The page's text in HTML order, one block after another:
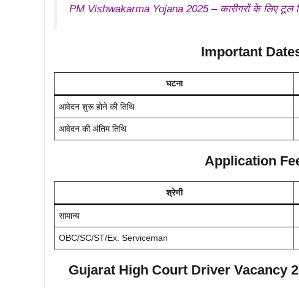
PM Vishwakarma Yojana 2025 – कारीगरों के लिए टूल
Important Dates
घटना
आवेदन शुरू होने की तिथि
आवेदन की अंतिम तिथि
Application
श्रेणी
सामान्य
OBC/SC/ST/Ex. Serviceman
Gujarat High Court Driver Vacancy